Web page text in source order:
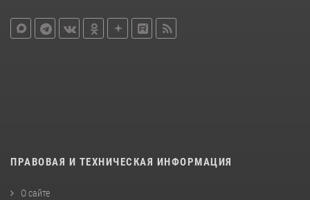
ПРАВОВАЯ И ТЕХНИЧЕСКАЯ ИНФОРМАЦИЯ
О сайте